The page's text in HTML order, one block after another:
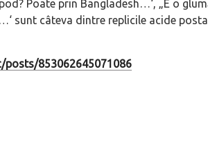
Poate prin Bangladesh…‘, „E o
‘ sunt câteva dintre replicile acide
853062645071086